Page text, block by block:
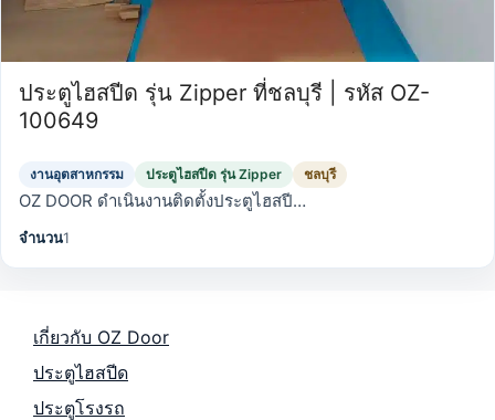
ประตูไฮสปีด รุ่น Zipper ที่ชลบุรี | รหัส OZ-
100649
งานอุตสาหกรรม ประตูไฮสปีด รุ่น Zipper ชลบุรี
OZ DOOR ดำเนินงานติดตั้งประตูไฮสปี…
จำนวน1
เกี่ยวกับ OZ Door
ประตูไฮสปีด
ประตูโรงรถ